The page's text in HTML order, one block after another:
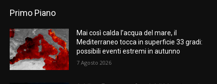
Primo Piano
Mai così calda l’acqua del mare, il
Mediterraneo tocca in superficie 33 gradi:
possibili eventi estremi in autunno
7 Agosto 2026